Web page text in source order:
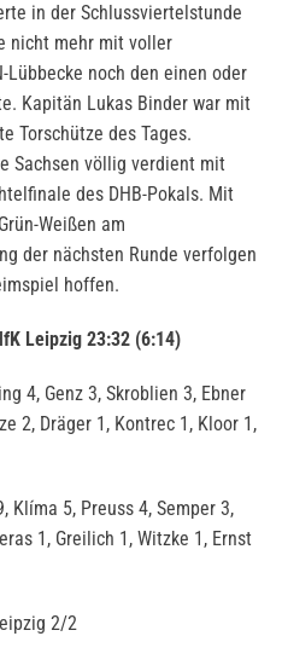
in der Schlussviertelstunde
nicht mehr mit voller
Lübbecke noch den einen oder
Kapitän Lukas Binder war mit
Torschütze des Tages.
Sachsen völlig verdient mit
des DHB-Pokals. Mit
Weißen am
der nächsten Runde verfolgen
hoffen.
Leipzig 23:32 (6:14)
4, Genz 3, Skroblien 3, Ebner
2, Dräger 1, Kontrec 1, Kloor 1,
Klíma 5, Preuss 4, Semper 3,
1, Greilich 1, Witzke 1, Ernst
2/2